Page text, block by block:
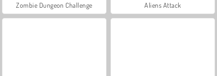
Zombie Dungeon Challenge Aliens Attack